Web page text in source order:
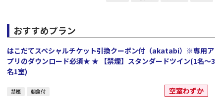
おすすめプラン
はこだてスペシャルチケット引換クーポン付（akatabi）※専用ア
プリのダウンロード必須★ ★ 【禁煙】スタンダードツイン(1名～3
名1室)
禁煙 朝食付 空室わずか